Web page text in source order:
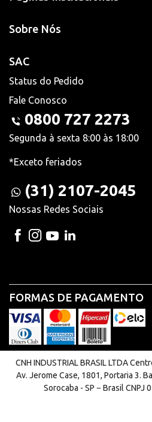
Sobre Nós
SAC
Status do Pedido
Fale Conosco
0800 727 2273
Segunda à sexta 8:00 às 18:00
*Exceto feriados
(31) 2107-2045
Nossas Redes Sociais
FORMAS DE PAGAMENTO
CNH INDUSTRIAL BRASIL LTDA
Av. Jerome Case, 1801, Portaria 3.
Sorocaba - SP − Brasil CNPJ